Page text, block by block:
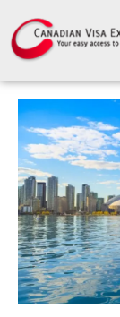
contenu